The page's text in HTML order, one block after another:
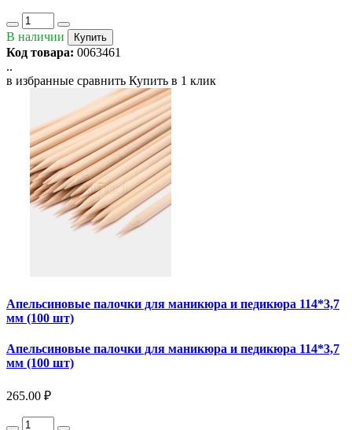
В наличии Купить
Код товара: 0063461
..
в избранные сравнить Купить в 1 клик
Апельсиновые палочки для маникюра и педикюра 114*3,7
мм (100 шт)
Апельсиновые палочки для маникюра и педикюра 114*3,7
мм (100 шт)
265.00 ₽